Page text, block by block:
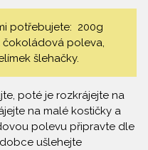
potřebujete: 200g
čokoládová poleva,
šlehačky.
poté je rozkrájejte na
na malé kostičky a
polevu připravte dle
ušlehejte